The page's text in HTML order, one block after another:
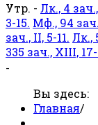
Утр. - Лк., 4
3-15. Мф., 94
зач., II, 5-11. Лк.,
335 зач., XIII, 17-
-
Вы здесь:
Главная/